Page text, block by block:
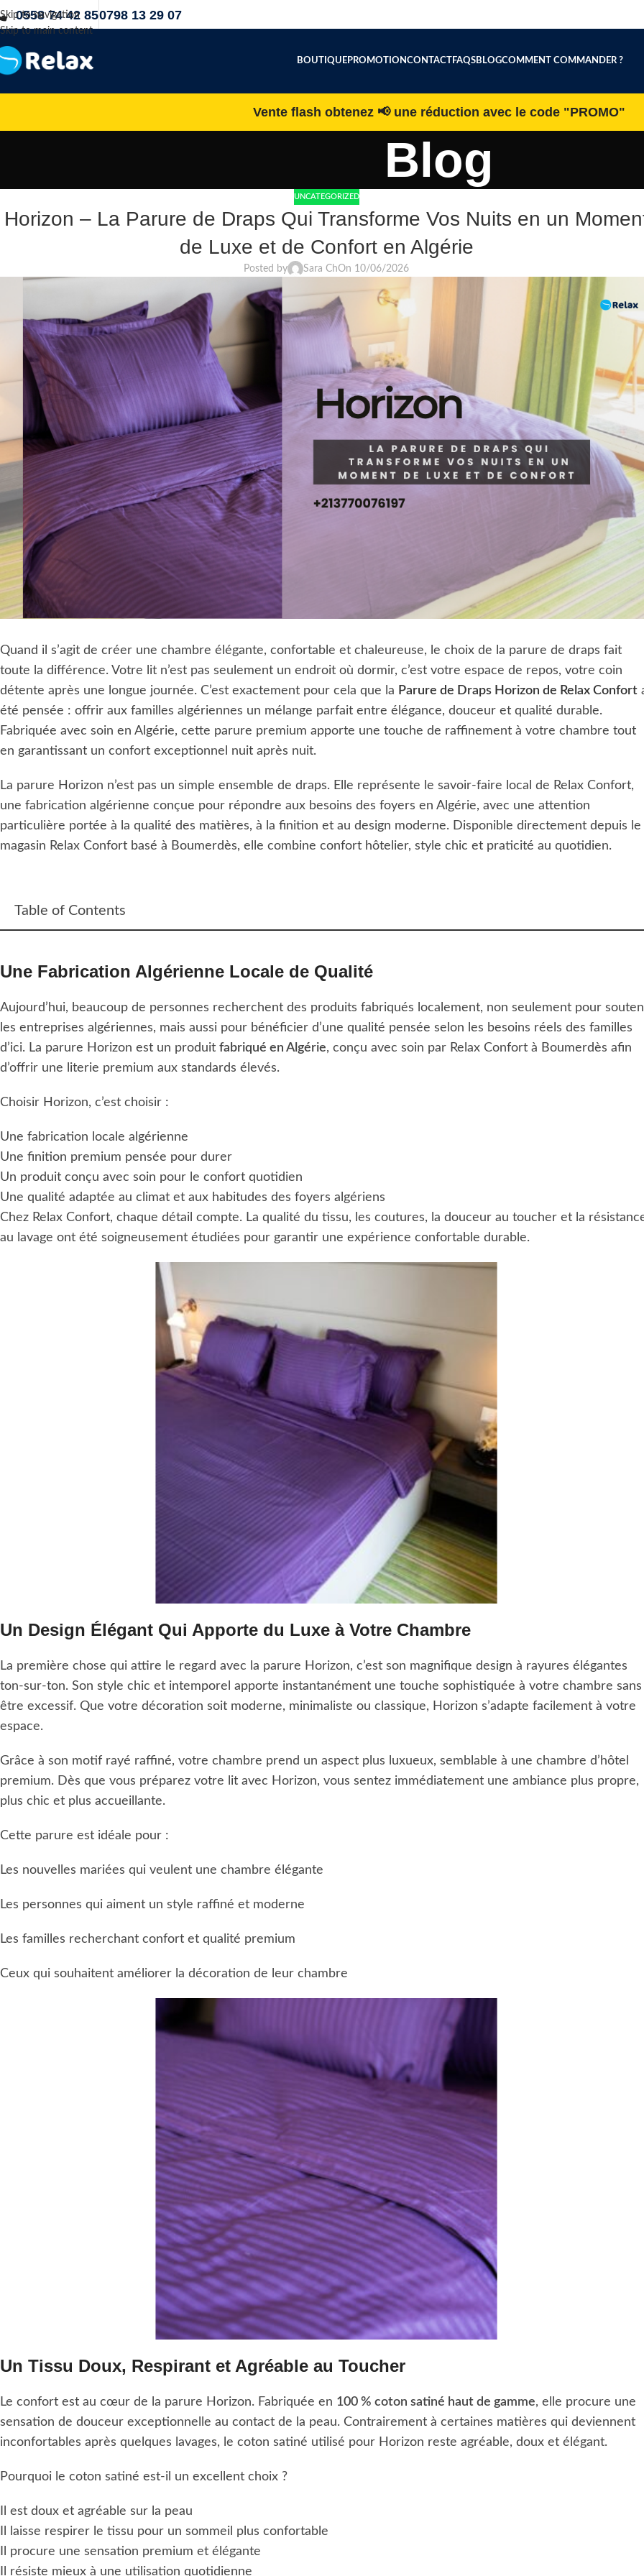
Skip to navigation
Skip to main content
0558 74 42 850798 13 29 07
BOUTIQUEPROMOTIONCONTACTFAQSBLOGCOMMENT COMMANDER ?
Vente flash obtenez 📢 une réduction avec le code "PROMO"
Blog
UNCATEGORIZED
Horizon – La Parure de Draps Qui Transforme Vos Nuits en un
de Luxe et de Confort en Algérie
Posted by Sara ChOn 10/06/2026
Quand il s’agit de créer une chambre élégante, confortable et chaleureuse, le choix de la parure de draps fait
toute la différence. Votre lit n’est pas seulement un endroit où dormir, c’est votre espace de repos, votre coin
détente après une longue journée. C’est exactement pour cela que la Parure de Draps Horizon de Relax Confort
été pensée : offrir aux familles algériennes un mélange parfait entre élégance, douceur et qualité durable.
Fabriquée avec soin en Algérie, cette parure premium apporte une touche de raffinement à votre chambre tout
en garantissant un confort exceptionnel nuit après nuit.
La parure Horizon n’est pas un simple ensemble de draps. Elle représente le savoir-faire local de Relax Confort,
une fabrication algérienne conçue pour répondre aux besoins des foyers en Algérie, avec une attention
particulière portée à la qualité des matières, à la finition et au design moderne. Disponible directement depuis le
magasin Relax Confort basé à Boumerdès, elle combine confort hôtelier, style chic et praticité au quotidien.
Table of Contents
Une Fabrication Algérienne Locale de Qualité
Aujourd’hui, beaucoup de personnes recherchent des produits fabriqués localement, non seulement pour
les entreprises algériennes, mais aussi pour bénéficier d’une qualité pensée selon les besoins réels des familles
d’ici. La parure Horizon est un produit fabriqué en Algérie, conçu avec soin par Relax Confort à Boumerdès afin
d’offrir une literie premium aux standards élevés.
Choisir Horizon, c’est choisir :
Une fabrication locale algérienne
Une finition premium pensée pour durer
Un produit conçu avec soin pour le confort quotidien
Une qualité adaptée au climat et aux habitudes des foyers algériens
Chez Relax Confort, chaque détail compte. La qualité du tissu, les coutures, la douceur au toucher et la
au lavage ont été soigneusement étudiées pour garantir une expérience confortable durable.
Un Design Élégant Qui Apporte du Luxe à Votre Chambre
La première chose qui attire le regard avec la parure Horizon, c’est son magnifique design à rayures élégantes
ton-sur-ton. Son style chic et intemporel apporte instantanément une touche sophistiquée à votre chambre sans
être excessif. Que votre décoration soit moderne, minimaliste ou classique, Horizon s’adapte facilement à votre
espace.
Grâce à son motif rayé raffiné, votre chambre prend un aspect plus luxueux, semblable à une chambre d’hôtel
premium. Dès que vous préparez votre lit avec Horizon, vous sentez immédiatement une ambiance plus propre,
plus chic et plus accueillante.
Cette parure est idéale pour :
Les nouvelles mariées qui veulent une chambre élégante
Les personnes qui aiment un style raffiné et moderne
Les familles recherchant confort et qualité premium
Ceux qui souhaitent améliorer la décoration de leur chambre
Un Tissu Doux, Respirant et Agréable au Toucher
Le confort est au cœur de la parure Horizon. Fabriquée en 100 % coton satiné haut de gamme, elle procure une
sensation de douceur exceptionnelle au contact de la peau. Contrairement à certaines matières qui deviennent
inconfortables après quelques lavages, le coton satiné utilisé pour Horizon reste agréable, doux et élégant.
Pourquoi le coton satiné est-il un excellent choix ?
Il est doux et agréable sur la peau
Il laisse respirer le tissu pour un sommeil plus confortable
Il procure une sensation premium et élégante
Il résiste mieux à une utilisation quotidienne